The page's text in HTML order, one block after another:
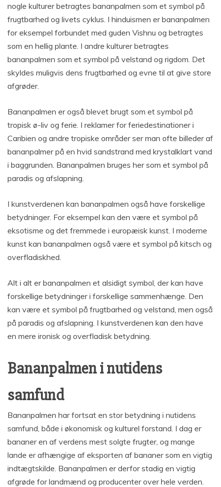
nogle kulturer betragtes bananpalmen som et symbol på
frugtbarhed og livets cyklus. I hinduismen er bananpalmen
for eksempel forbundet med guden Vishnu og betragtes
som en hellig plante. I andre kulturer betragtes
bananpalmen som et symbol på velstand og rigdom. Det
skyldes muligvis dens frugtbarhed og evne til at give store
afgrøder.
Bananpalmen er også blevet brugt som et symbol på
tropisk ø-liv og ferie. I reklamer for feriedestinationer i
Caribien og andre tropiske områder ser man ofte billeder af
bananpalmer på en hvid sandstrand med krystalklart vand
i baggrunden. Bananpalmen bruges her som et symbol på
paradis og afslapning.
I kunstverdenen kan bananpalmen også have forskellige
betydninger. For eksempel kan den være et symbol på
eksotisme og det fremmede i europæisk kunst. I moderne
kunst kan bananpalmen også være et symbol på kitsch og
overfladiskhed.
Alt i alt er bananpalmen et alsidigt symbol, der kan have
forskellige betydninger i forskellige sammenhænge. Den
kan være et symbol på frugtbarhed og velstand, men også
på paradis og afslapning. I kunstverdenen kan den have
en mere ironisk og overfladisk betydning.
Bananpalmen i nutidens
samfund
Bananpalmen har fortsat en stor betydning i nutidens
samfund, både i økonomisk og kulturel forstand. I dag er
bananer en af verdens mest solgte frugter, og mange
lande er afhængige af eksporten af bananer som en vigtig
indtægtskilde. Bananpalmen er derfor stadig en vigtig
afgrøde for landmænd og producenter over hele verden.